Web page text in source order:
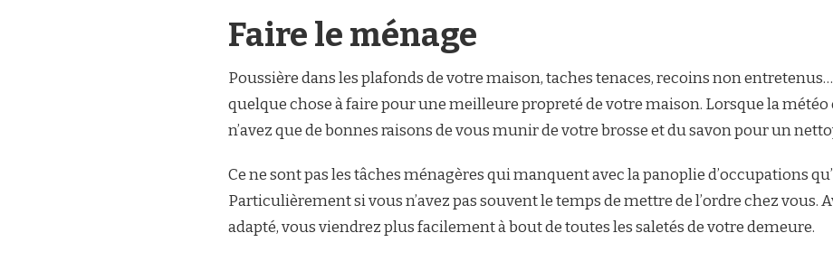
Faire le ménage
Poussière dans les plafonds de votre maison, taches tenaces, recoins non
quelque chose à faire pour une meilleure propreté de votre maison. Lorsque la
n’avez que de bonnes raisons de vous munir de votre brosse et du savon pour un
Ce ne sont pas les tâches ménagères qui manquent avec la panoplie d’occupations
Particulièrement si vous n’avez pas souvent le temps de mettre de l’ordre chez vous.
adapté, vous viendrez plus facilement à bout de toutes les saletés de votre demeure.